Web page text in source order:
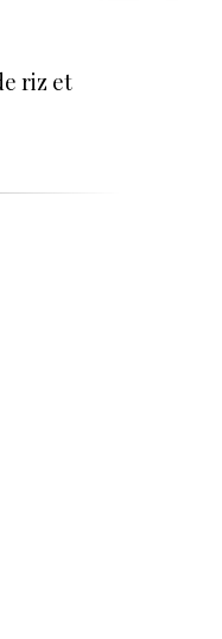
riz et